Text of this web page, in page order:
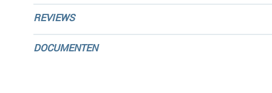
REVIEWS
DOCUMENTEN